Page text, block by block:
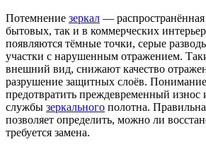
Потемнение зеркал —
бытовых, так и в коммерческих
появляются тёмные точки, серые
участки с нарушенным отражением.
внешний вид, снижают качество
разрушение защитных слоёв.
предотвратить преждевременный износ
службы зеркального полотна.
позволяет определить, можно ли
требуется замена.